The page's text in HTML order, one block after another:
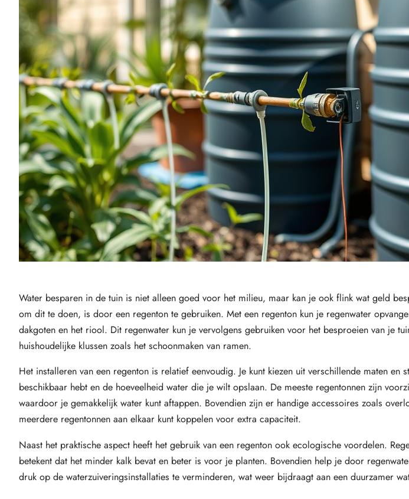
Water besparen in de tuin is niet alleen goed voor het milieu, maar kan je ook flink wat geld
om dit te doen, is door een regenton te gebruiken. Met een regenton kun je regenwater
dakgoten en het riool. Dit regenwater kun je vervolgens gebruiken voor het besproeien van je
huishoudelijke klussen zoals het schoonmaken van ramen.
Het installeren van een regenton is relatief eenvoudig. Je kunt kiezen uit verschillende maten en
beschikbaar hebt en de hoeveelheid water die je wilt opslaan. De meeste regentonnen zijn
waardoor je gemakkelijk water kunt aftappen. Bovendien zijn er handige accessoires zoals
meerdere regentonnen aan elkaar kunt koppelen voor extra capaciteit.
Naast het praktische aspect heeft het gebruik van een regenton ook ecologische voordelen.
betekent dat het minder kalk bevat en beter is voor je planten. Bovendien help je door
druk op de waterzuiveringsinstallaties te verminderen, wat weer bijdraagt aan een duurzamer